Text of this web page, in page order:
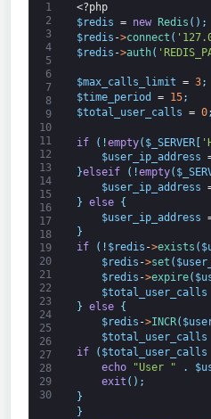
1
2
3
4
5
6
7
8
9
10
11
12
13
14
15
16
17
18
19
20
21
22
23
24
25
26
27
28
29
30
<?php
$redis = new Redis ( ) ;
$redis ->connect (
$redis ->auth(
$max_calls_limit = 3;
$time_period
= 15;
$total_user_calls = 0;
if ( !empty( $_SERVER[
$user_ip_address
}elseif ( !empty(
$user_ip_address
} else
{
$user_ip_address
}
if
( ! $redis ->exists (
$redis ->set (
$redis ->expire(
$total_user_calls
} else
{
$redis ->INCR(
$total_user_calls
if
( $total_user_calls
echo
"User " .
exit ( ) ;
}
}